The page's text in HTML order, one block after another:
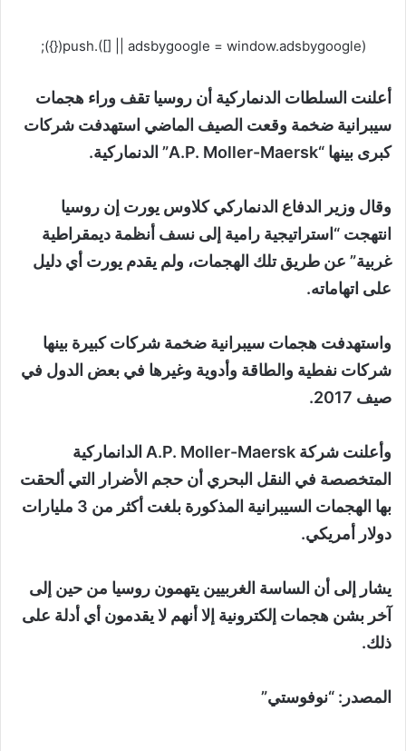
(adsbygoogle = window.adsbygoogle || []).push({});
أعلنت السلطات الدنماركية أن روسيا تقف وراء هجمات
سيبرانية ضخمة وقعت الصيف الماضي استهدفت شركات
كبرى بينها “A.P. Moller-Maersk” الدنماركية.
وقال وزير الدفاع الدنماركي كلاوس يورت إن روسيا
انتهجت “استراتيجية رامية إلى نسف أنظمة ديمقراطية
غربية” عن طريق تلك الهجمات، ولم يقدم يورت أي دليل
على اتهاماته.
واستهدفت هجمات سيبرانية ضخمة شركات كبيرة بينها
شركات نفطية والطاقة وأدوية وغيرها في بعض الدول في
صيف 2017.
وأعلنت شركة A.P. Moller-Maersk الدانماركية
المتخصصة في النقل البحري أن حجم الأضرار التي ألحقت
بها الهجمات السيبرانية المذكورة بلغت أكثر من 3 مليارات
دولار أمريكي.
يشار إلى أن الساسة الغربيين يتهمون روسيا من حين إلى
آخر بشن هجمات إلكترونية إلا أنهم لا يقدمون أي أدلة على
ذلك.
المصدر: “نوفوستي”